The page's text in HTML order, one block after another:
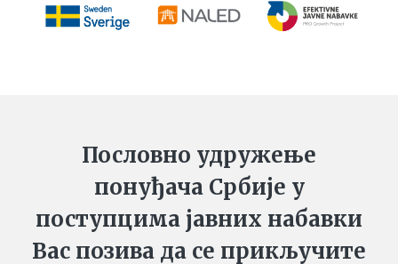
Пословно удружење
понуђача Србије у
поступцима јавних набавки
Вас позива да се прикључите